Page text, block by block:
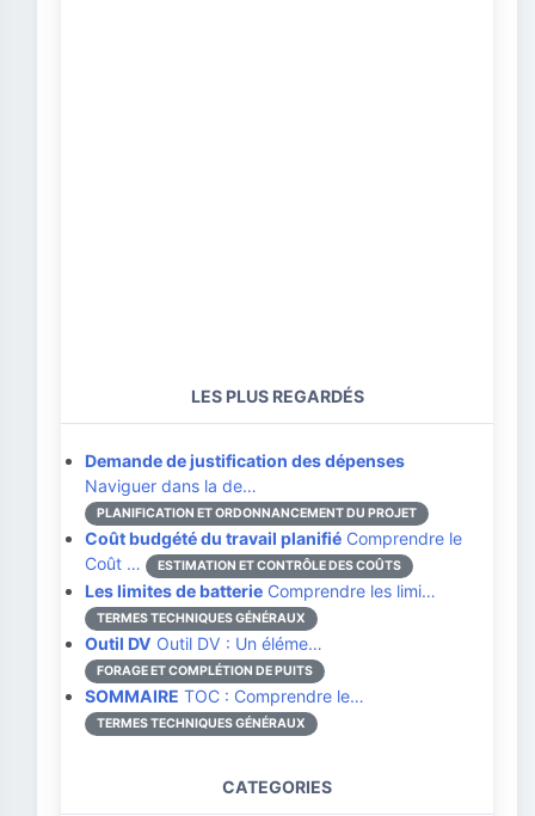
LES PLUS REGARDÉS
Demande de justification des dépenses
Naviguer dans la de…
PLANIFICATION ET ORDONNANCEMENT DU PROJET
Coût budgété du travail planifié Comprendre le
Coût …
ESTIMATION ET CONTRÔLE DES COÛTS
Les limites de batterie Comprendre les limi…
TERMES TECHNIQUES GÉNÉRAUX
Outil DV Outil DV : Un éléme…
FORAGE ET COMPLÉTION DE PUITS
SOMMAIRE TOC : Comprendre le…
TERMES TECHNIQUES GÉNÉRAUX
CATEGORIES